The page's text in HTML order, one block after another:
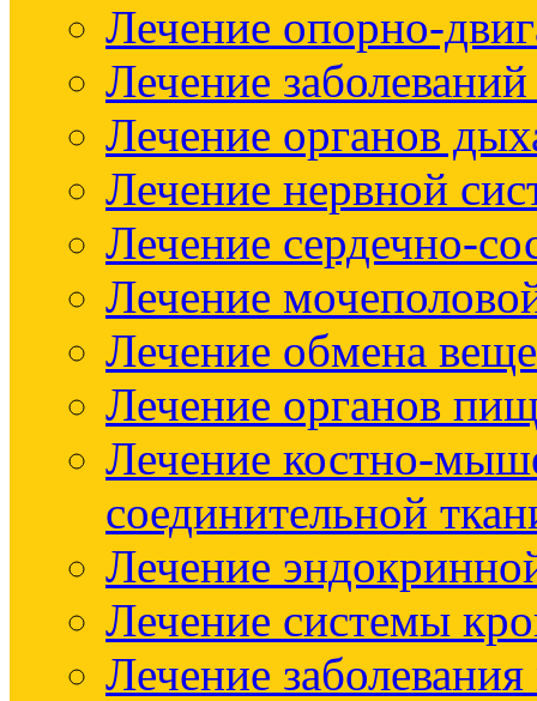
Лечение опорно-
Лечение
Лечение органов
Лечение нервной
Лечение сердечно-
Лечение
Лечение обмена
Лечение органов
Лечение костно-
соединительной
Лечение
Лечение системы
Лечение